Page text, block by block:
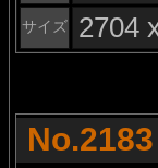
サイズ 2704